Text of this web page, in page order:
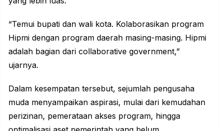
“Temui bupati dan wali kota. Kolaborasikan program
Hipmi dengan program daerah masing-masing. Hipmi
adalah bagian dari collaborative government,”
ujarnya.
Dalam kesempatan tersebut, sejumlah pengusaha
muda menyampaikan aspirasi, mulai dari kemudahan
perizinan, pemerataan akses program, hingga